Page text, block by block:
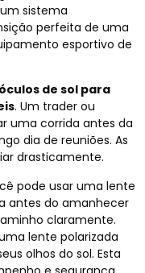
sistema
perfeita de uma
esportivo de
óculos de sol para
. Um trader ou
uma corrida antes da
dia de reuniões. As
drasticamente.
pode usar uma lente
antes do amanhecer
claramente.
lente polarizada
olhos do sol. Esta